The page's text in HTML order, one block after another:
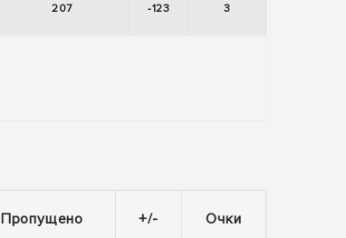
207 -123 3
Пропущено +/- Очки